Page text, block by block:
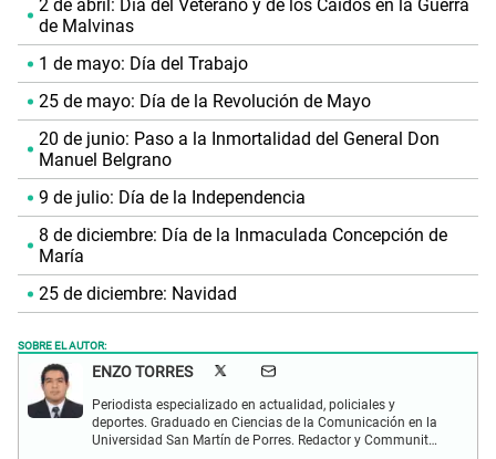
2 de abril: Día del Veterano y de los Caídos en la Guerra
de Malvinas
1 de mayo: Día del Trabajo
25 de mayo: Día de la Revolución de Mayo
20 de junio: Paso a la Inmortalidad del General Don
Manuel Belgrano
9 de julio: Día de la Independencia
8 de diciembre: Día de la Inmaculada Concepción de
María
25 de diciembre: Navidad
SOBRE EL AUTOR:
ENZO TORRES
Periodista especializado en actualidad, policiales y
deportes. Graduado en Ciencias de la Comunicación en la
Universidad San Martín de Porres. Redactor y Communit